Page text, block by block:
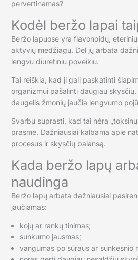
pervertinamas?
Kodėl beržo lapai
Beržo lapuose yra flavonoidų,
aktyvių medžiagų. Dėl jų arbata
lengvu diuretiniu poveikiu.
Tai reiškia, kad ji gali paskatinti
organizmui pašalinti daugiau
daugelis žmonių jaučia lengvumo
Svarbu suprasti, kad tai nėra
prasme. Dažniausiai kalbama apie
procesus ir skysčių balansą.
Kada beržo lapų
naudinga
Beržo lapų arbata dažniausiai
jaučiamas:
kojų ar rankų tinimas;
sunkumo jausmas;
vangumas po sūraus ar sunkesnio